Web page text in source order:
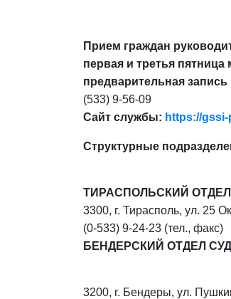
Прием граждан
первая и третья пятница
предварительная
(533) 9-56-09
Сайт службы: https://
Структурные
ТИРАСПОЛЬСКИЙ
3300, г. Тирасполь, ул. 25
(0-533) 9-24-23 (тел., факс)
БЕНДЕРСКИЙ ОТДЕЛ
3200, г. Бендеры, ул.